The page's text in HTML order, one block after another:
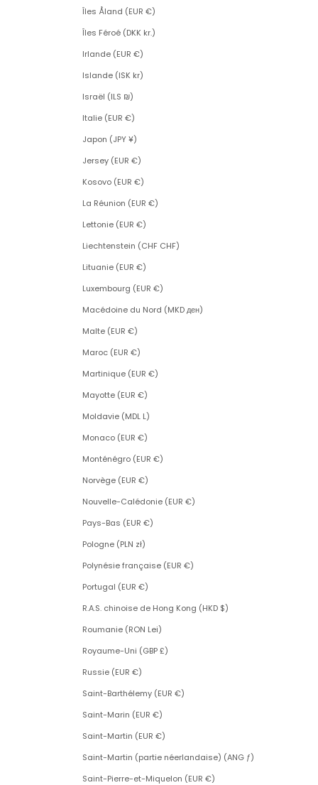
Îles Åland (EUR €)
Îles Féroé (DKK kr.)
Irlande (EUR €)
Islande (ISK kr)
Israël (ILS ₪)
Italie (EUR €)
Japon (JPY ¥)
Jersey (EUR €)
Kosovo (EUR €)
La Réunion (EUR €)
Lettonie (EUR €)
Liechtenstein (CHF CHF)
Lituanie (EUR €)
Luxembourg (EUR €)
Macédoine du Nord (MKD ден)
Malte (EUR €)
Maroc (EUR €)
Martinique (EUR €)
Mayotte (EUR €)
Moldavie (MDL L)
Monaco (EUR €)
Monténégro (EUR €)
Norvège (EUR €)
Nouvelle-Calédonie (EUR €)
Pays-Bas (EUR €)
Pologne (PLN zł)
Polynésie française (EUR €)
Portugal (EUR €)
R.A.S. chinoise de Hong Kong (HKD $)
Roumanie (RON Lei)
Royaume-Uni (GBP £)
Russie (EUR €)
Saint-Barthélemy (EUR €)
Saint-Marin (EUR €)
Saint-Martin (EUR €)
Saint-Martin (partie néerlandaise) (ANG ƒ)
Saint-Pierre-et-Miquelon (EUR €)